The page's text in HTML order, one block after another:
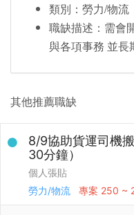
類別：勞力/物流
職缺描述：需會
與各項事務 並長
其他推薦職缺
8/9協助貨運司機
30分鐘）
個人張貼
勞力/物流
專案 250 ~